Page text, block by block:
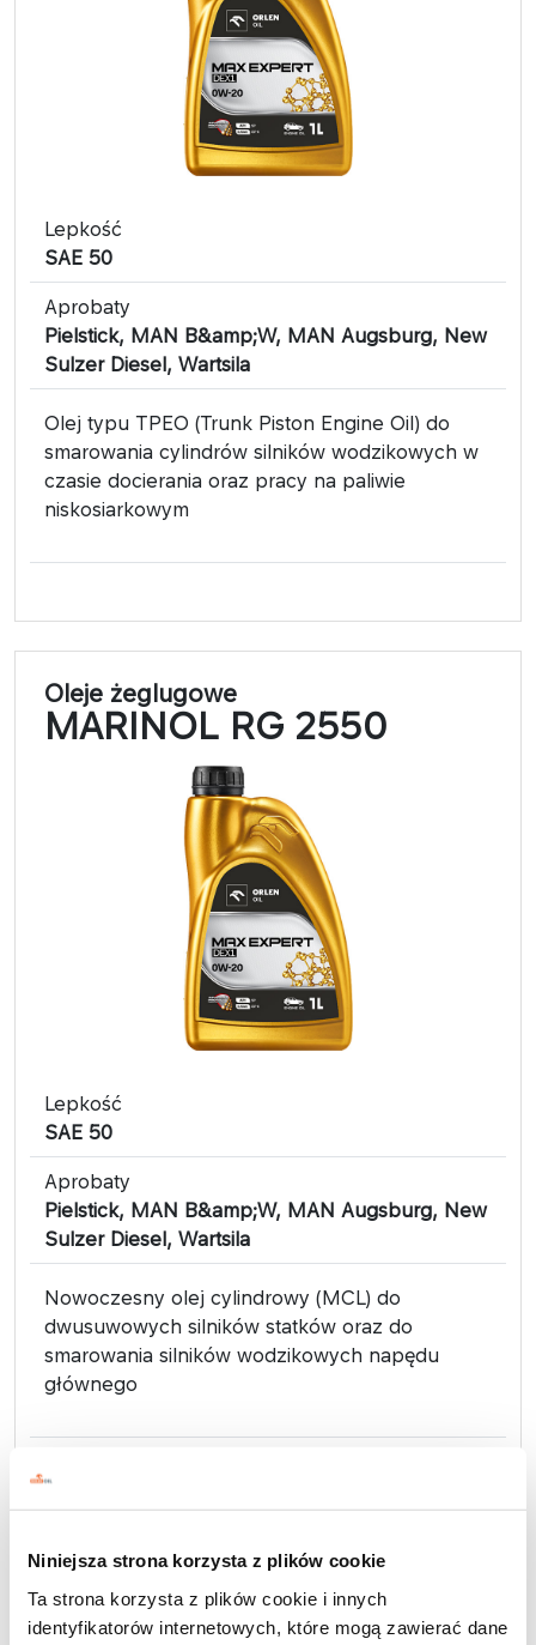
Niniejsza strona korzysta z plików cookie
Ta strona korzysta z plików cookie i innych
identyfikatorów internetowych, które mogą zawierać dane
Lepkość
SAE 50
Aprobaty
Pielstick, MAN B&amp;W, MAN Augsburg, New
Sulzer Diesel, Wartsila
Olej typu TPEO (Trunk Piston Engine Oil) do
smarowania cylindrów silników wodzikowych w
czasie docierania oraz pracy na paliwie
niskosiarkowym
Oleje żeglugowe
MARINOL RG 2550
Lepkość
SAE 50
Aprobaty
Pielstick, MAN B&amp;W, MAN Augsburg, New
Sulzer Diesel, Wartsila
Nowoczesny olej cylindrowy (MCL) do
dwusuwowych silników statków oraz do
smarowania silników wodzikowych napędu
głównego
Oleje żeglugowe
MARINOL RG